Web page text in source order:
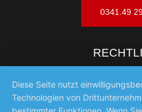
0341.49
Diese Seite nutzt
Technologien von